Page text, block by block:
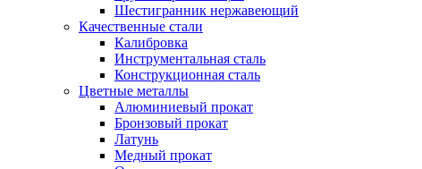
Шестигранник нержавеющий
Качественные стали
Калибровка
Инструментальная сталь
Конструкционная сталь
Цветные металлы
Алюминиевый прокат
Бронзовый прокат
Латунь
Медный прокат